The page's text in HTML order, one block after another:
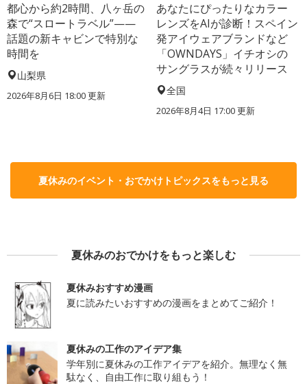
都心から約2時間、八ヶ岳の
森で“スロートラベル”——
話題の新キャビンで特別な
時間を
山梨県
2026年8月6日 18:00更新
あなたにぴったりなカラー
レンズをAIが診断！スペイン
発アイウェアブランドなど
「OWNDAYS」イチオシの
サングラスが続々リリース
全国
2026年8月4日 17:00更新
夏休みのイベント・おでかけトピックスをもっと見る
夏休みのおでかけをもっと楽しむ
夏休みおすすめ漫画
夏に読みたいおすすめの漫画をまとめてご紹介！
夏休みの工作のアイデア集
学年別に夏休みの工作アイデアを紹介。無理なく無
駄なく、自由工作に取り組もう！